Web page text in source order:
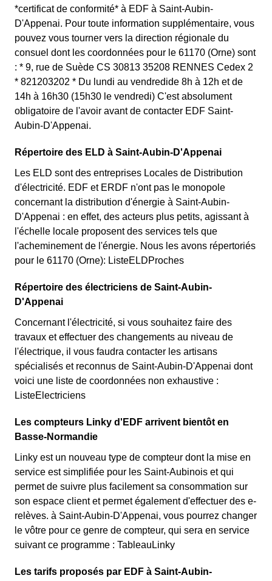
*certificat de conformité* à EDF à Saint-Aubin-
D'Appenai. Pour toute information supplémentaire, vous
pouvez vous tourner vers la direction régionale du
consuel dont les coordonnées pour le 61170 (Orne) sont
: * 9, rue de Suède CS 30813 35208 RENNES Cedex 2
* 821203202 * Du lundi au vendredide 8h à 12h et de
14h à 16h30 (15h30 le vendredi) C'est absolument
obligatoire de l'avoir avant de contacter EDF Saint-
Aubin-D'Appenai.
Répertoire des ELD à Saint-Aubin-D'Appenai
Les ELD sont des entreprises Locales de Distribution
d'électricité. EDF et ERDF n'ont pas le monopole
concernant la distribution d'énergie à Saint-Aubin-
D'Appenai : en effet, des acteurs plus petits, agissant à
l'échelle locale proposent des services tels que
l'acheminement de l'énergie. Nous les avons répertoriés
pour le 61170 (Orne): ListeELDProches
Répertoire des électriciens de Saint-Aubin-
D'Appenai
Concernant l'électricité, si vous souhaitez faire des
travaux et effectuer des changements au niveau de
l'électrique, il vous faudra contacter les artisans
spécialisés et reconnus de Saint-Aubin-D'Appenai dont
voici une liste de coordonnées non exhaustive :
ListeElectriciens
Les compteurs Linky d'EDF arrivent bientôt en
Basse-Normandie
Linky est un nouveau type de compteur dont la mise en
service est simplifiée pour les Saint-Aubinois et qui
permet de suivre plus facilement sa consommation sur
son espace client et permet également d'effectuer des e-
relèves. à Saint-Aubin-D'Appenai, vous pourrez changer
le vôtre pour ce genre de compteur, qui sera en service
suivant ce programme : TableauLinky
Les tarifs proposés par EDF à Saint-Aubin-